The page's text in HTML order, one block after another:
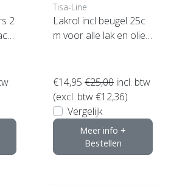
2
Tisa-Line
Lakrol incl beugel 25c
m voor alle lak en olie
€14,95 €25,00 incl. btw
(excl. btw €12,36)
Vergelijk
Meer info +
Bestellen